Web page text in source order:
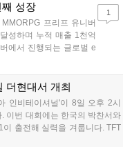
성장
프리프 유니버
성하며 누적 매출 1천억
에서 진행되는 글로벌 e
는 이용자가 동일한 조
상승하는 성과를 냈습니
11만 달러 규모의 제4회
, 위메이드커넥트는 이를
지속할 방침입니다....
1
더현대서 개최
인비테이셔널'이 8일 오후 2시
이번 대회에는 한국의 박찬서와
출전해 실력을 겨룹니다. TFT
독특한 대회 구조를 가지며, 누